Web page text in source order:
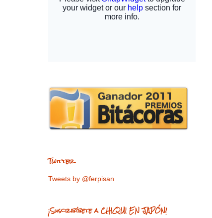
Twitter
Tweets by @ferpisan
¡Suscribíbete a CHIQUI EN JAPÓN!